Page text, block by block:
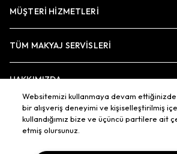
MÜŞTERİ HİZMETLERİ
TÜM MAKYAJ SERVİSLERİ
HAKKIMIZDA
Websitemizi kullanmaya devam
bir alışveriş deneyimi ve kişiselleştirilmiş
kullandığımız bize ve üçüncü partilere ait
etmiş olursunuz.